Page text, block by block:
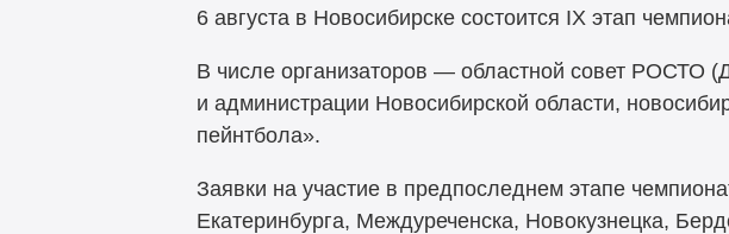
6 августа в Новосибирске состоится IX этап
В числе организаторов — областной совет РОСТО
и администрации Новосибирской области,
пейнтбола».
Заявки на участие в предпоследнем этапе
Екатеринбурга, Междуреченска, Новокузнецка,